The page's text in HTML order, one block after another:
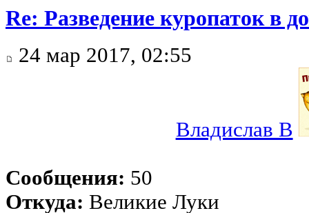
Re: Разведение куропаток в
24 мар 2017, 02:55
Владислав В
Сообщения: 50
Откуда: Великие Луки